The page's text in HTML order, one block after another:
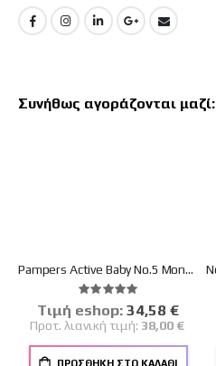
Συνήθως αγοράζονται μαζί:
Pampers Active Baby No.5 Monthly Pack (11-16kg) 150 Πάνες
Βαθμολογία:
100%
Tιμή eshop:Ειδική
Τιμή
34,58 €
Προτ. λιανική τιμή: 38,00 €
ΠΡΟΣΘΉΚΗ ΣΤΟ ΚΑΛΆΘΙ